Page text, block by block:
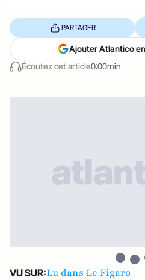
Écoutez cet article0:00min
PARTAGER
Ajouter Atlantico
VU SUR:Lu dans Le Figaro